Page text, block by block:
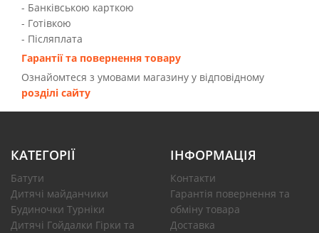
- Банківською карткою
- Готівкою
- Післяплата
Гарантії та повернення товару
Ознайомтеся з умовами магазину у відповідному
розділі сайту
КАТЕГОРІЇ
Батути
Дитячі майданчики
Будиночки Турніки
Дитячі Гойдалки Гірки та
ІНФОРМАЦІЯ
Контакти
Гарантія повернення та
обміну товара
Доставка